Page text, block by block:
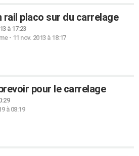
rail placo sur du carrelage
à 17:23
- 11 nov. 2013 à 18:17
pour le carrelage
à 08:19